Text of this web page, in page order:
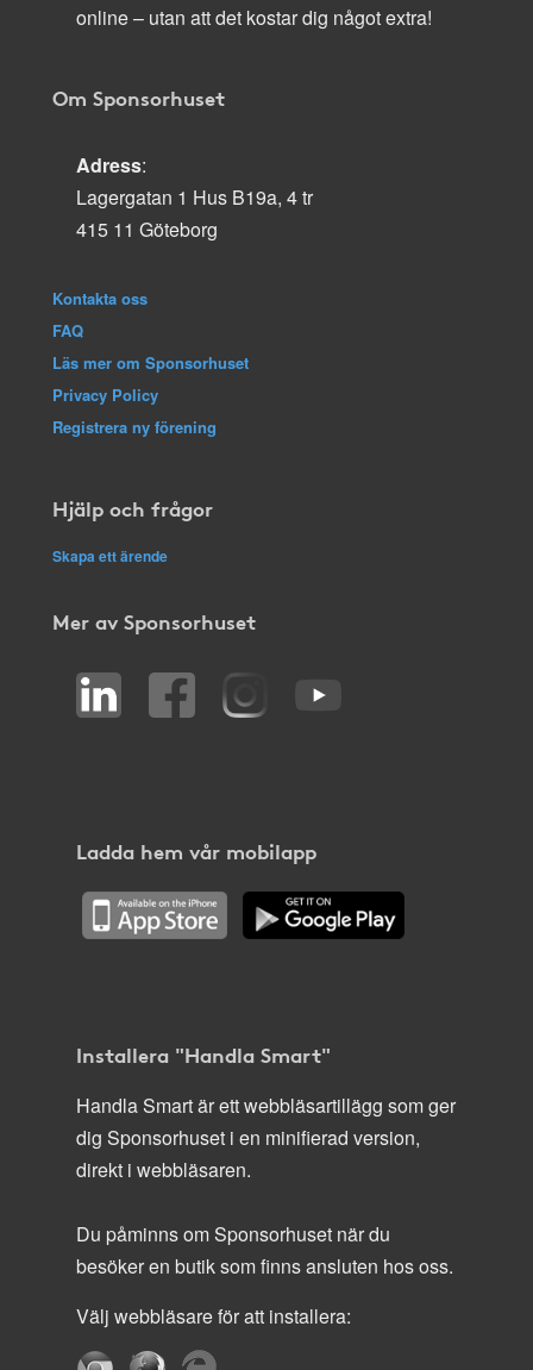
online – utan att det kostar dig något extra!
Om Sponsorhuset
Adress:
Lagergatan 1 Hus B19a, 4 tr
415 11 Göteborg
Kontakta oss
FAQ
Läs mer om Sponsorhuset
Privacy Policy
Registrera ny förening
Hjälp och frågor
Skapa ett ärende
Mer av Sponsorhuset
Ladda hem vår mobilapp
Installera "Handla Smart"
Handla Smart är ett webbläsartillägg som ger
dig Sponsorhuset i en minifierad version,
direkt i webbläsaren.
Du påminns om Sponsorhuset när du
besöker en butik som finns ansluten hos oss.
Välj webbläsare för att installera: